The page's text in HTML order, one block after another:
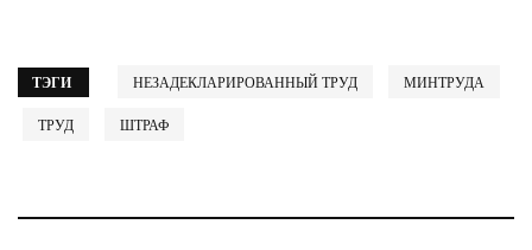
ТЭГИ НЕЗАДЕКЛАРИРОВАННЫЙ ТРУД МИНТРУДА
ТРУД ШТРАФ